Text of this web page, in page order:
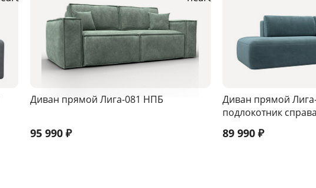
Диван прямой Лига-081 НПБ
95 990₽
Диван прямой
подлокотник справа
89 990₽